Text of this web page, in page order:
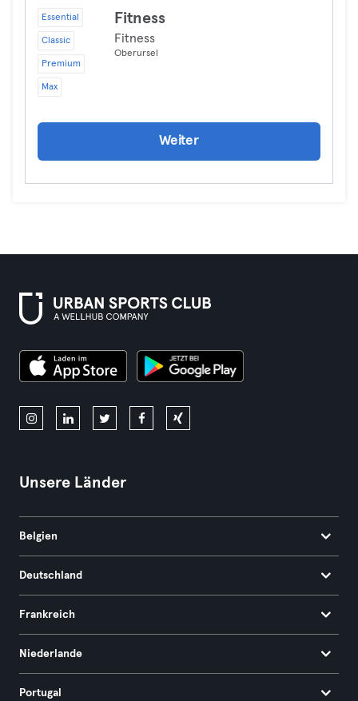
Essential
Classic
Premium
Max
Fitness
Fitness
Oberursel
Weiter
Unsere Länder
Belgien
Deutschland
Frankreich
Niederlande
Portugal